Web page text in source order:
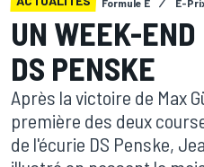
Formule E E-
UN WEEK-END
DS PENSKE
Après la victoire de Max
première des deux
de l'écurie DS Penske,